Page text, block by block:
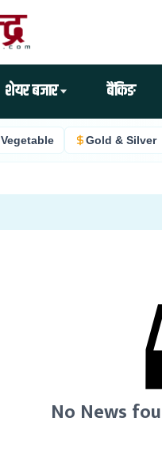
शेयर बजार बैंकिङ
Vegetable Gold & Silver
No News